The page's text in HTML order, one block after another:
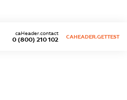
0 (800) 210 102
caHeader.contact
CAHEADER.GETTEST